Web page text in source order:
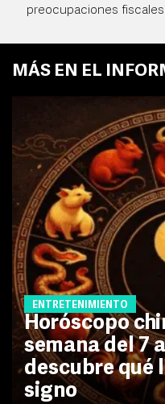
preocupaciones fiscales
MÁS EN EL
ENTRETENIMIENTO
Horóscopo
semana del 7
descubre qué
signo